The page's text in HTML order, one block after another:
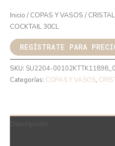
Inicio / COPAS Y VASOS / CRISTAL
COCKTAIL 30CL
REGÍSTRATE PARA
SKU: SU2204-
Categorías: COPAS Y VASOS,